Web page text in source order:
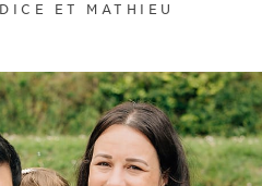
ET MATHIEU